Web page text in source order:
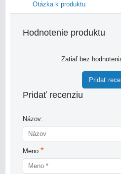
Otázka k produktu
Hodnotenie produktu
Zatiaľ bez
Pridať
Pridať recenziu
Názov:
Meno:*